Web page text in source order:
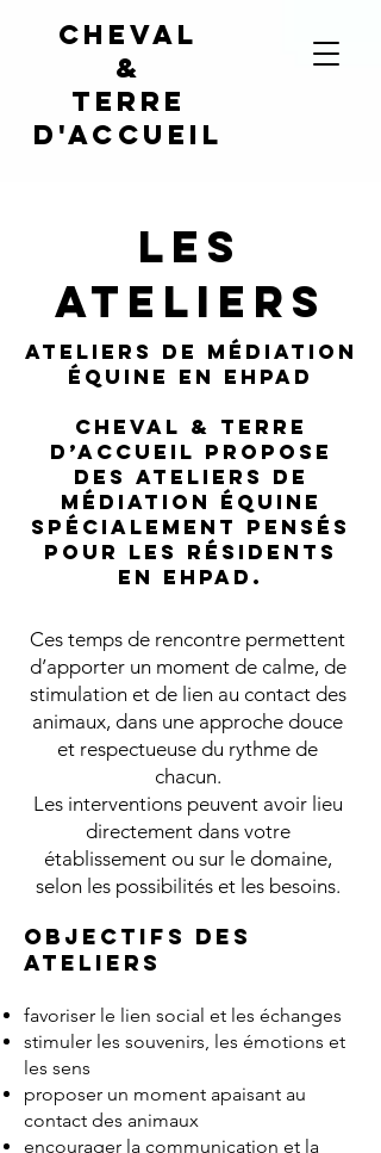
Cheval
&
terre
d'accueil
les
Ateliers
Ateliers de médiation
équine en EHPAD
Cheval & Terre
d’Accueil propose
des ateliers de
médiation équine
spécialement pensés
pour les résidents
en EHPAD.
Ces temps de rencontre permettent
d’apporter un moment de calme, de
stimulation et de lien au contact des
animaux, dans une approche douce
et respectueuse du rythme de
chacun.
Les interventions peuvent avoir lieu
directement dans votre
établissement ou sur le domaine,
selon les possibilités et les besoins.
Objectifs des
ateliers
favoriser le lien social et les échanges
stimuler les souvenirs, les émotions et
les sens
proposer un moment apaisant au
contact des animaux
encourager la communication et la